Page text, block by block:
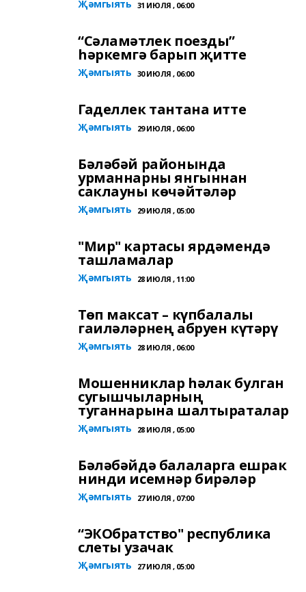
Җәмгыять 31 ИЮЛЯ , 06:00
“Сәламәтлек поезды”
һәркемгә барып җитте
Җәмгыять 30 ИЮЛЯ , 06:00
Гаделлек тантана итте
Җәмгыять 29 ИЮЛЯ , 06:00
Бәләбәй районында
урманнарны янгыннан
саклауны көчәйтәләр
Җәмгыять 29 ИЮЛЯ , 05:00
"Мир" картасы ярдәмендә
ташламалар
Җәмгыять 28 ИЮЛЯ , 11:00
Төп максат – күпбалалы
гаиләләрнең абруен күтәрү
Җәмгыять 28 ИЮЛЯ , 06:00
Мошенниклар һәлак булган
сугышчыларның
туганнарына шалтыраталар
Җәмгыять 28 ИЮЛЯ , 05:00
Бәләбәйдә балаларга ешрак
нинди исемнәр бирәләр
Җәмгыять 27 ИЮЛЯ , 07:00
“ЭКОбратство" республика
слеты узачак
Җәмгыять 27 ИЮЛЯ , 05:00